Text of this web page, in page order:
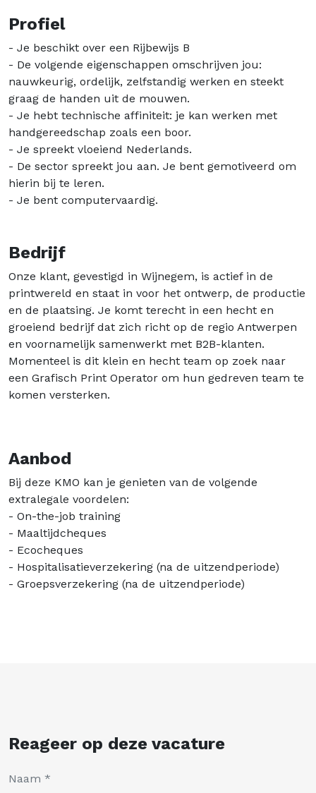
Profiel
- Je beschikt over een Rijbewijs B
- De volgende eigenschappen omschrijven jou:
nauwkeurig, ordelijk, zelfstandig werken en steekt
graag de handen uit de mouwen.
- Je hebt technische affiniteit: je kan werken met
handgereedschap zoals een boor.
- Je spreekt vloeiend Nederlands.
- De sector spreekt jou aan. Je bent gemotiveerd om
hierin bij te leren.
- Je bent computervaardig.
Bedrijf
Onze klant, gevestigd in Wijnegem, is actief in de
printwereld en staat in voor het ontwerp, de productie
en de plaatsing. Je komt terecht in een hecht en
groeiend bedrijf dat zich richt op de regio Antwerpen
en voornamelijk samenwerkt met B2B-klanten.
Momenteel is dit klein en hecht team op zoek naar
een Grafisch Print Operator om hun gedreven team te
komen versterken.
Aanbod
Bij deze KMO kan je genieten van de volgende
extralegale voordelen:
- On-the-job training
- Maaltijdcheques
- Ecocheques
- Hospitalisatieverzekering (na de uitzendperiode)
- Groepsverzekering (na de uitzendperiode)
Reageer op deze vacature